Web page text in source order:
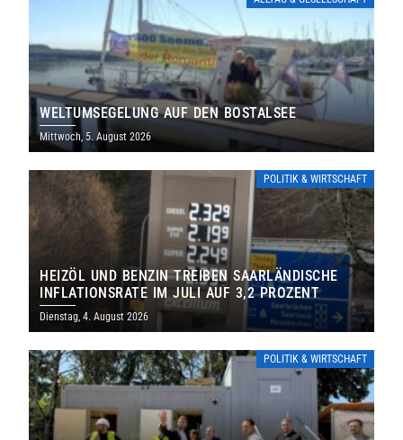
WELTUMSEGELUNG AUF DEN BOSTALSEE
Mittwoch, 5. August 2026
POLITIK & WIRTSCHAFT
HEIZÖL UND BENZIN TREIBEN SAARLÄNDISCHE
INFLATIONSRATE IM JULI AUF 3,2 PROZENT
Dienstag, 4. August 2026
POLITIK & WIRTSCHAFT